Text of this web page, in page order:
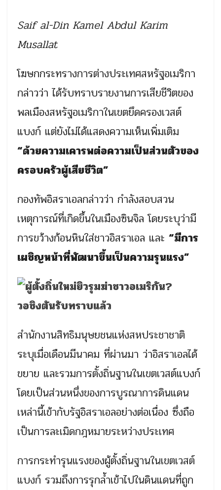
Saif al-Din Kamel Abdul Karim
Musallat
โฆษกกระทรางการต่างประเทศสหรัฐอเมริกา
กล่าวว่า ได้รับทราบรายงานการเสียชีวิตของ
พลเมืองสหรัฐอเมริกาในเขตยึดครองเวสต์
แบงก์ แต่ยังไม่ได้แสดงความเห็นเพิ่มเติม
“ด้วยความเคารพต่อความเป็นส่วนตัวของ
ครอบครัวผู้เสียชีวิต”
กองทัพอิสราเอลกล่าวว่า กำลังสอบสวน
เหตุการณ์ที่เกิดขึ้นในเมืองซินจิล โดยระบุว่ามี
การขว้างก้อนหินใส่ชาวอิสราเอล และ “มีการ
เผชิญหน้าที่พัฒนาขึ้นเป็นความรุนแรง”
สำนักงานสิทธิมนุษยชนแห่งสหประชาชาติ
ระบุเมื่อเดือนมีนาคม ที่ผ่านมา ว่าอิสราเอลได้
ขยาย และรวมการตั้งถิ่นฐานในเขตเวสต์แบงก์
โดยเป็นส่วนหนึ่งของการบูรณาการดินแดน
เหล่านี้เข้ากับรัฐอิสราเอลอย่างต่อเนื่อง ซึ่งถือ
เป็นการละเมิดกฎหมายระหว่างประเทศ
การกระทำรุนแรงของผู้ตั้งถิ่นฐานในเขตเวสต์
แบงก์ รวมถึงการรุกล้ำเข้าไปในดินแดนที่ถูก